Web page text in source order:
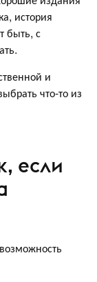
история
быть, с
и
что-то из
если